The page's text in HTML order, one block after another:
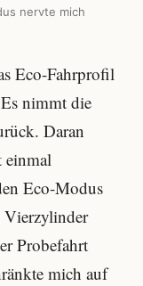
nervte mich
Eco-Fahrprofil
nimmt die
Daran
einmal
Eco-Modus
Vierzylinder
Probefahrt
mich auf